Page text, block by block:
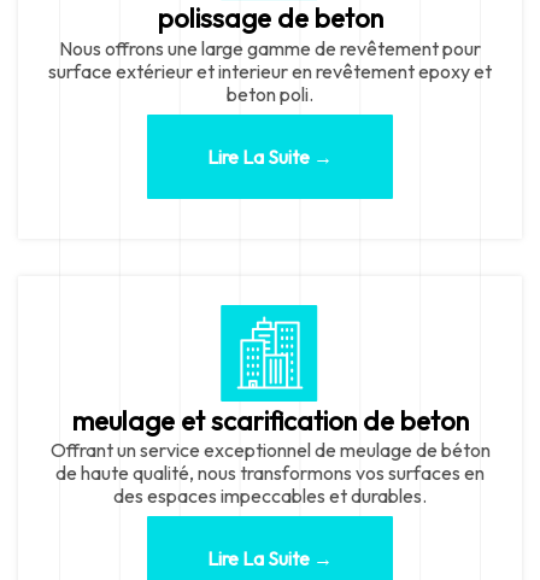
polissage de beton
Nous offrons une large gamme de revêtement pour
surface extérieur et interieur en revêtement epoxy et
beton poli.
Lire La Suite →
meulage et scarification de beton
Offrant un service exceptionnel de meulage de béton
de haute qualité, nous transformons vos surfaces en
des espaces impeccables et durables.
Lire La Suite →